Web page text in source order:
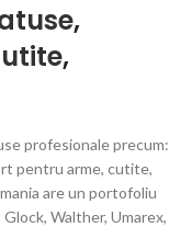
,
,
profesionale precum:
pentru arme, cutite,
are un portofoliu
Walther, Umarex,